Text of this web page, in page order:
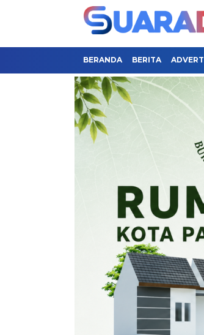
BERANDA BERITA